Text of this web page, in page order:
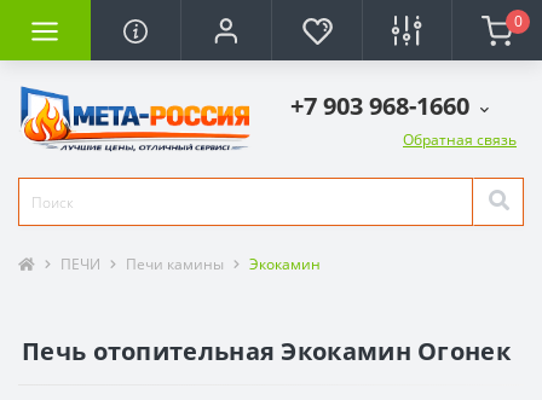
0
+7 903 968-1660
Обратная связь
ПЕЧИ Печи камины Экокамин
Печь отопительная Экокамин Огонек